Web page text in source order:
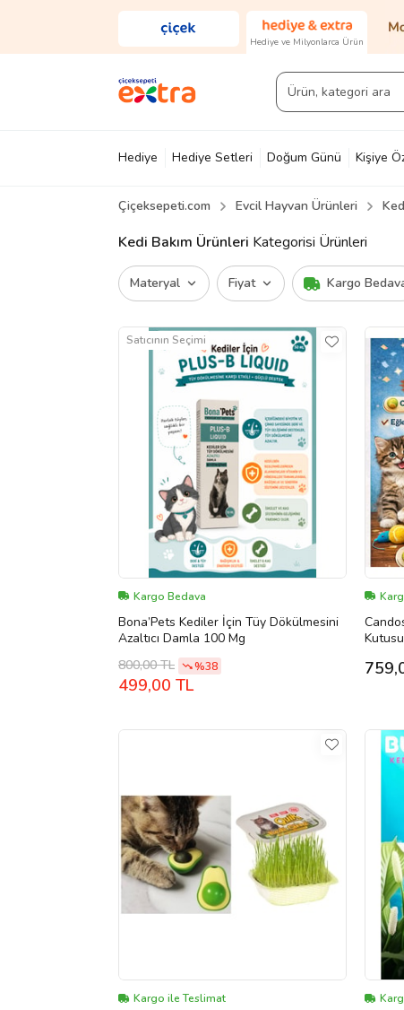
Hediye ve Milyonlarca Ürün
Hediye Hediye Setleri Doğum Günü Kişiye
Diğer Ayakkabı & Çanta Parfüm Yapı
Çiçeksepeti.com Evcil Hayvan Ürünleri
Kedi Bakım Ürünleri Kategorisi Ürünleri
Materyal Fiyat Kargo
Satıcının Seçimi
Kargo Bedava
Bona’Pets Kediler İçin Tüy Dökülmesini
Azaltıcı Damla 100 Mg
800,00 TL
%38
499,00 TL
Kargo ile Teslimat